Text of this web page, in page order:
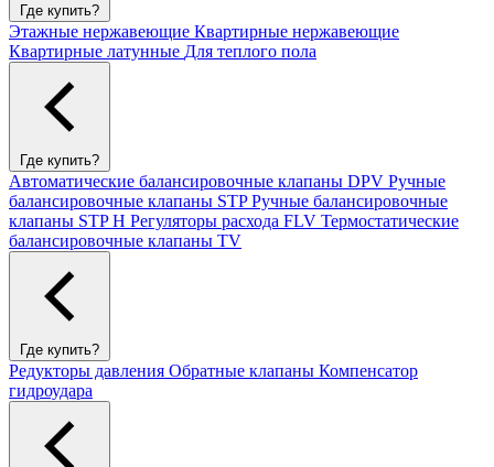
Где купить?
Этажные нержавеющие Квартирные нержавеющие
Квартирные латунные Для теплого пола
Где купить?
Автоматические балансировочные клапаны DPV Ручные
балансировочные клапаны STPРучные балансировочные
клапаны STP H Регуляторы расхода FLV Термостатические
балансировочные клапаны TV
Где купить?
Редукторы давления Обратные клапаны Компенсатор
гидроудара